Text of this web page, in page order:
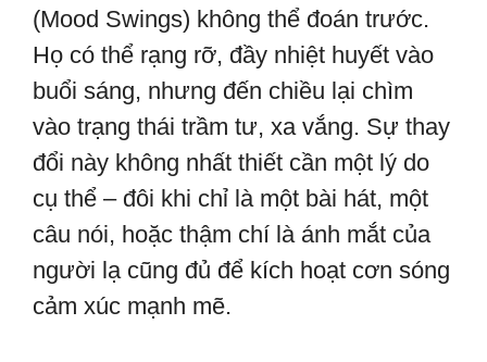
(Mood Swings) không thể đoán trước.
Họ có thể rạng rỡ, đầy nhiệt huyết vào
buổi sáng, nhưng đến chiều lại chìm
vào trạng thái trầm tư, xa vắng. Sự thay
đổi này không nhất thiết cần một lý do
cụ thể – đôi khi chỉ là một bài hát, một
câu nói, hoặc thậm chí là ánh mắt của
người lạ cũng đủ để kích hoạt cơn sóng
cảm xúc mạnh mẽ.